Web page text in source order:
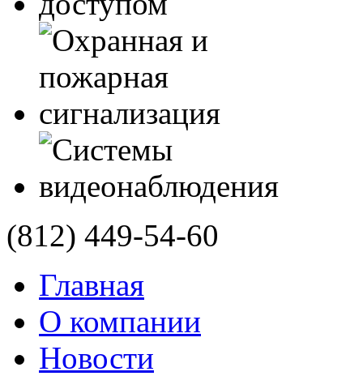
(812) 449-54-60
Главная
О компании
Новости